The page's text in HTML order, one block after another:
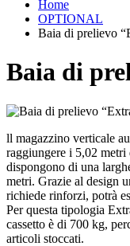
Home
OPTIONAL
Baia di prelievo
Baia di
ll magazzino verticale
raggiungere i 5,02 metri
dispongono di una
metri. Grazie al design
richiede rinforzi, potrà
Per questa tipologia
cassetto è di 700 kg,
articoli stoccati.